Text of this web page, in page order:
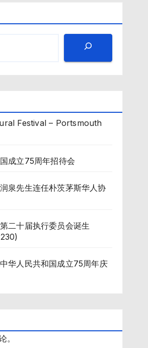
Festival – Portsmouth
成立75周年招待会
泉先生连任朴茨茅斯华人协
二十届执行委员会诞生
华人民共和国成立75周年庆
。